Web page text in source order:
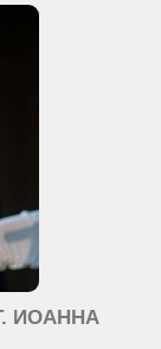
ИОАННА